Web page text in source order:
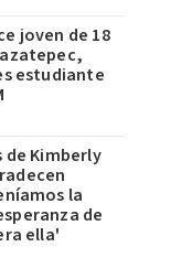
joven de 18
estudiante
de Kimberly
la
de
ella'